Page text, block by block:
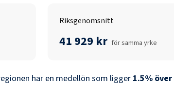
Riksgenomsnitt
41 929 kr för samma yrke
har en medellön som ligger 1.5% över